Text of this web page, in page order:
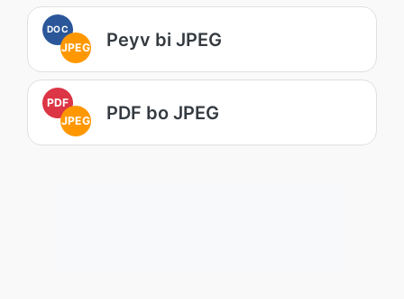
DOC
JPEG Peyv bi JPEG
PDF
JPEG
PDF bo JPEG